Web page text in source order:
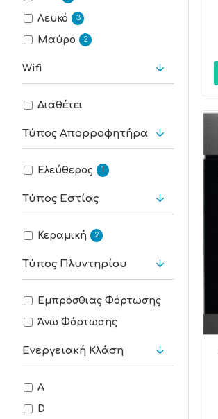
Λευκό 3
Μαύρο 2
Wifi
Διαθέτει
Τύπος Απορροφητήρα
Ελεύθερος 1
Τύπος Εστίας
Κεραμική 2
Τύπος Πλυντηρίου
Εμπρόσθιας Φόρτωσης
Άνω Φόρτωσης
Ενεργειακή Κλάση
A
D